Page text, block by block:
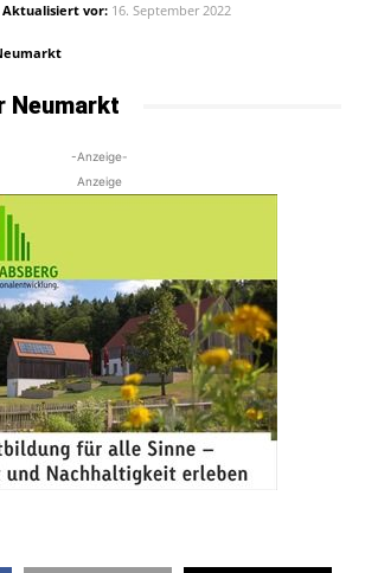
Aktualisiert vor: 16. September 2022
Neumarkt
-Anzeige-
Anzeige